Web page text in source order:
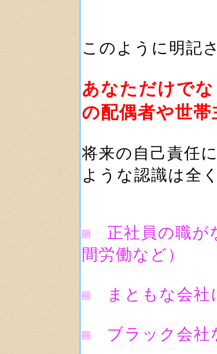
このように明記
あなただけで
の配偶者や世
将来の自己責任
ような認識は全
正社員の職
間労働など）
まともな会
ブラック会